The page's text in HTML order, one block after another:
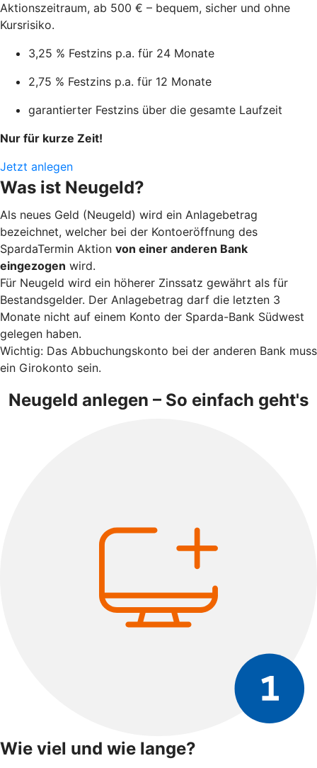
Aktionszeitraum, ab 500 € – bequem, sicher und ohne
Kursrisiko.
3,25 % Festzins p.a. für 24 Monate​
2,75 % Festzins p.a. für 12 Monate​
garantierter Festzins über die gesamte Laufzeit
Nur für kurze Zeit!
Jetzt anlegen
Was ist Neugeld?
Als neues Geld (Neugeld) wird ein Anlagebetrag
bezeichnet, welcher bei der Kontoeröffnung des
SpardaTermin Aktion von einer anderen Bank
eingezogen wird.
Für Neugeld wird ein höherer Zinssatz gewährt als für
Bestandsgelder.​ Der Anlagebetrag darf die letzten 3
Monate nicht auf einem Konto der Sparda-Bank Südwest
gelegen haben.​
Wichtig: Das Abbuchungskonto bei der anderen Bank muss
ein Girokonto sein.
Neugeld anlegen – So einfach geht's
Wie viel und wie lange?